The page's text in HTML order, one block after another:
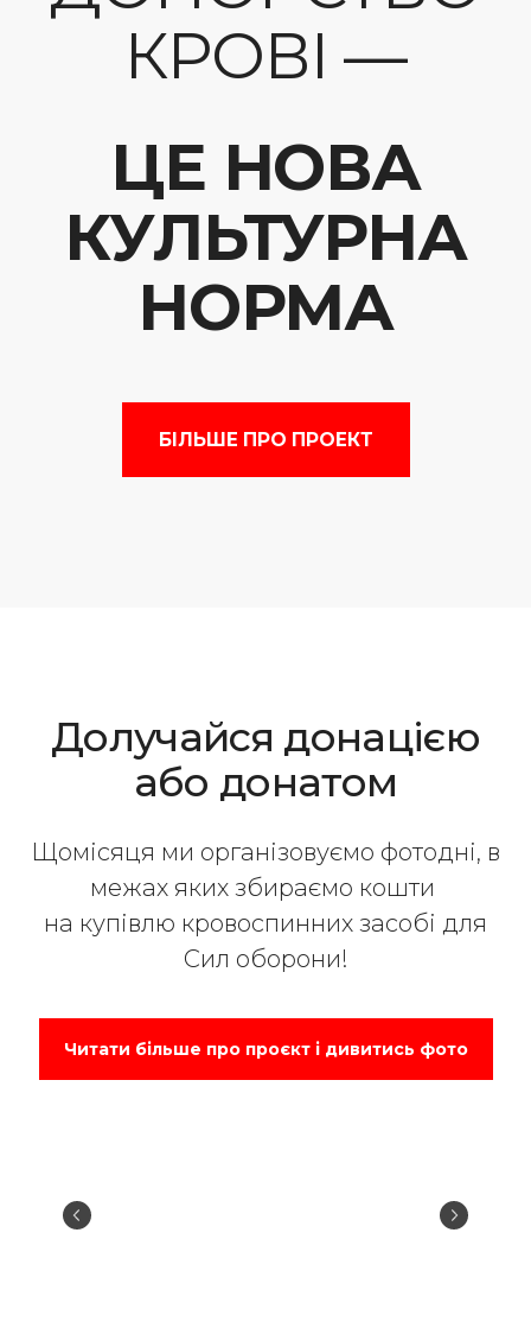
КРОВІ —
ЦЕ НОВА
КУЛЬТУРНА
НОРМА
БІЛЬШЕ ПРО ПРОЕКТ
Долучайся донацією
або донатом
Щомісяця ми організовуємо фотодні, в
межах яких збираємо кошти
на купівлю кровоспинних засобі для
Сил оборони!
Читати більше про проєкт і дивитись фото